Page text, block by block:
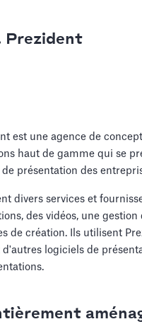
Prezident
est une agence de
haut de gamme qui se
présentation des
divers services et
des vidéos, une gestion
de création. Ils utilisent
d'autres logiciels de